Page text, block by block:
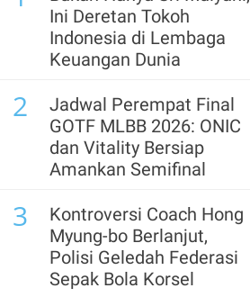
BCA Salurkan Kedit
Produktif Rp 802 Triliun
hingga Juni 2026
7
CIMB Niaga Gandeng
Ajaib Perkuat Produk
Investasi di OCTO, Incar
8
Simpanan Nasabah
Jumbo BCA Tumbuh 15%
pada Semester I-2026
Ini Deretan Tokoh
Indonesia di Lembaga
Keuangan Dunia
2
Jadwal Perempat Final
GOTF MLBB 2026: ONIC
dan Vitality Bersiap
Amankan Semifinal
3
Kontroversi Coach Hong
Myung-bo Berlanjut,
Polisi Geledah Federasi
Sepak Bola Korsel